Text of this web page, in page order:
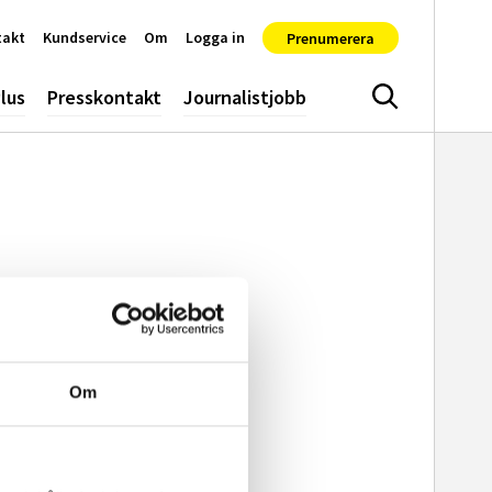
Om
Presskontakt Journalistjobb Sök
Kundservice Om Logga in Prenumerera